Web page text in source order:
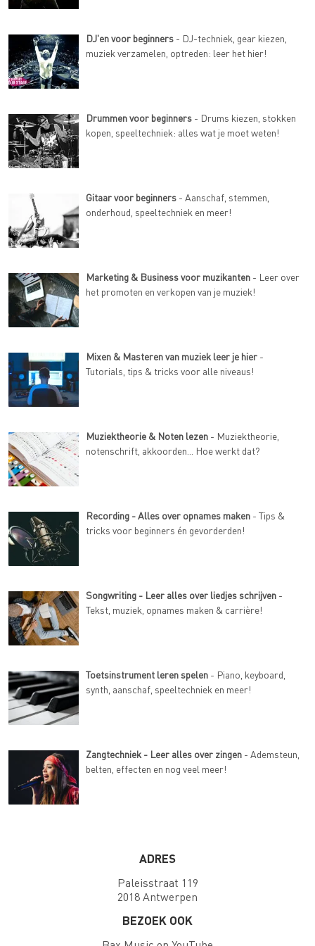
DJ'en voor beginners - DJ-techniek, gear kiezen,
muziek verzamelen, optreden: leer het hier!
Drummen voor beginners - Drums kiezen, stokken
kopen, speeltechniek: alles wat je moet weten!
Gitaar voor beginners - Aanschaf, stemmen,
onderhoud, speeltechniek en meer!
Marketing & Business voor muzikanten - Leer over
het promoten en verkopen van je muziek!
Mixen & Masteren van muziek leer je hier -
Tutorials, tips & tricks voor alle niveaus!
Muziektheorie & Noten lezen - Muziektheorie,
notenschrift, akkoorden... Hoe werkt dat?
Recording - Alles over opnames maken - Tips &
tricks voor beginners én gevorderden!
Songwriting - Leer alles over liedjes schrijven -
Tekst, muziek, opnames maken & carrière!
Toetsinstrument leren spelen - Piano, keyboard,
synth, aanschaf, speeltechniek en meer!
Zangtechniek - Leer alles over zingen - Ademsteun,
belten, effecten en nog veel meer!
ADRES
Paleisstraat 119
2018 Antwerpen
BEZOEK OOK